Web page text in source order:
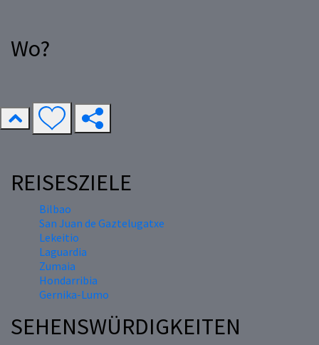
Wo?
REISESZIELE
Bilbao
San Juan de Gaztelugatxe
Lekeitio
Laguardia
Zumaia
Hondarribia
Gernika-Lumo
SEHENSWÜRDIGKEITEN